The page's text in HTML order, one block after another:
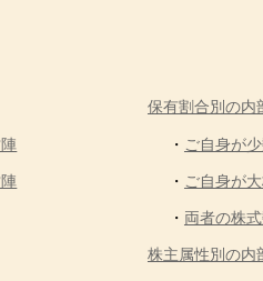
保有割合別の内
ご自身が
ご自身が
両者の株
株主属性別の内